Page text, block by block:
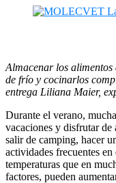
Almacenar los
de frío y cocinarlos
entrega Liliana Maier,
Durante el verano,
vacaciones y disfrutar
salir de camping, hacer
actividades frecuentes en
temperaturas que en
factores, pueden